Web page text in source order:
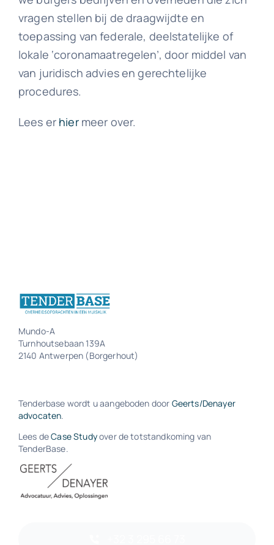
vragen stellen bij de draagwijdte en
toepassing van federale, deelstatelijke of
lokale ‘coronamaatregelen’, door middel van
van juridisch advies en gerechtelijke
procedures.
Lees er hiermeer over.
Mundo-A
Turnhoutsebaan 139A
2140 Antwerpen (Borgerhout)
Tenderbase wordt u aangeboden door Geerts/Denayer
advocaten.
Lees deCase Studyover de totstandkoming van
TenderBase.